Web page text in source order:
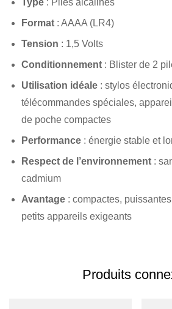
Format : AAAA (LR4)
Tension : 1,5 Volts
Conditionnement : Blister de 2
Utilisation idéale : stylos
télécommandes spéciales,
de poche compactes
Performance : énergie stable et
Respect de l’environnement :
cadmium
Avantage : compactes,
petits appareils exigeants
Produits